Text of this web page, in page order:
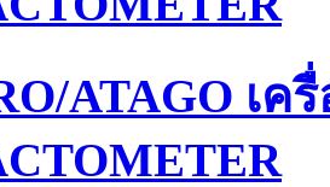
ATAGO เ